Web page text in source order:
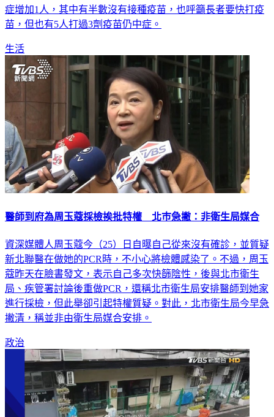
症增加1人，其中有半數沒有接種疫苗，也呼籲長者要快打疫
苗，但也有5人打過3劑疫苗仍中症。
生活
醫師到府為周玉蔻採檢挨批特權 北巿急撇：非衛生局媒合
資深媒體人周玉蔻今（25）日自曝自己從來沒有確診，並質疑
新北聯醫在做她的PCR時，不小心將檢體感染了。不過，周玉
蔻昨天在臉書發文，表示自己多次快篩陰性，後與北市衛生
局、疾管署討論後重做PCR，還稱北市衛生局安排醫師到她家
進行採檢，但此舉卻引起特權質疑。對此，北市衛生局今早急
撇清，稱並非由衛生局媒合安排。
政治